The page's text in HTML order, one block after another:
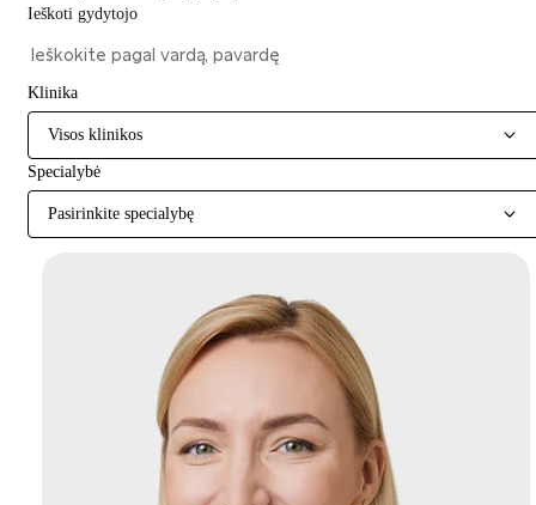
Ieškoti gydytojo
Klinika
Visos klinikos
Specialybė
Pasirinkite specialybę